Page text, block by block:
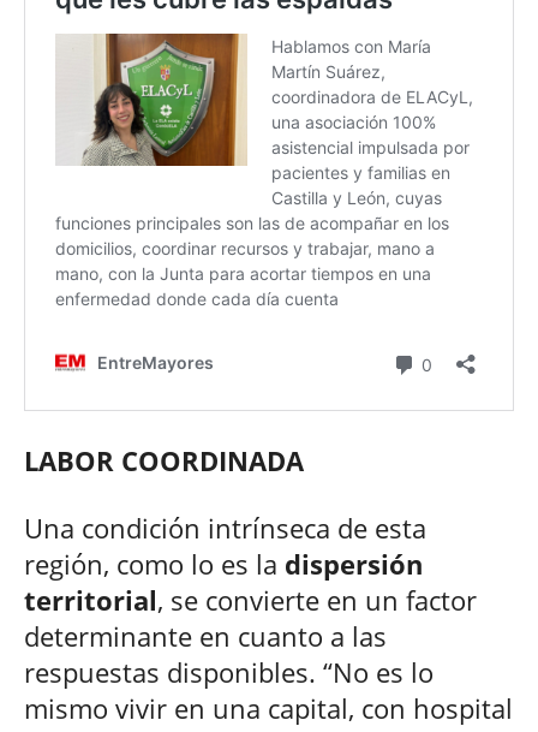
LABOR COORDINADA
Una condición intrínseca de esta
región, como lo es la dispersión
territorial, se convierte en un factor
determinante en cuanto a las
respuestas disponibles. “No es lo
mismo vivir en una capital, con hospital